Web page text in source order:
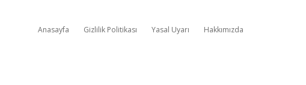
Anasayfa Gizlilik Politikası Yasal Uyarı Hakkımızda